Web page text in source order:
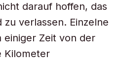
darauf hoffen, das
verlassen. Einzelne
einiger Zeit von der
Kilometer